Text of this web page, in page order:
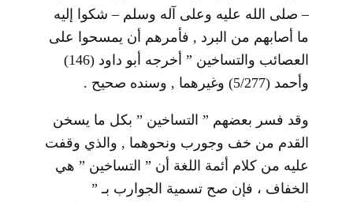
– صلى الله عليه وعلى آله وسلم – شكوا إليه
ما أصابهم من البرد , فأمرهم أن يمسحوا على
العصائب والتساخين ” أخرجه أبو داود (146)
وأحمد (5/277) وغيرهما , وسنده صحيح .
وقد فسر بعضهم ” التساخين ” بكل ما يسخن
القدم من خف وجورب ونحوهما , والذي وقفت
عليه من كلام أئمة اللغة أن ” التساخين ” هي
الخفاف ، فإن صح تسمية الجوارب بـ ”